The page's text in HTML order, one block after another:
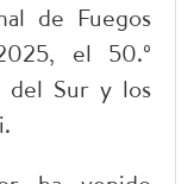
de Fuegos
el 50.º
del Sur y los